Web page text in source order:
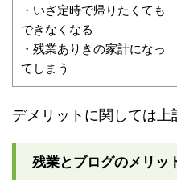
・いざ定時で帰りたくても
できなくなる
・残業ありきの家計になっ
てしまう
デメリットに関しては上
残業とブログのメリッ